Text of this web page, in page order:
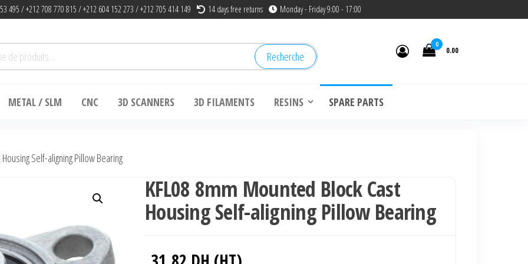
495 / +212 708 770 815 / +212 604 152 273 / +212 705 414 149 14 days free returns Monday - Friday 9:00 - 17:00
Recherche
0
0.00
METAL / SLM CNC 3D SCANNERS 3D FILAMENTS RESINS SPARE PARTS
Self-aligning Pillow Bearing
KFL08 8mm Mounted Block Cast
Housing Self-aligning Pillow Bearing